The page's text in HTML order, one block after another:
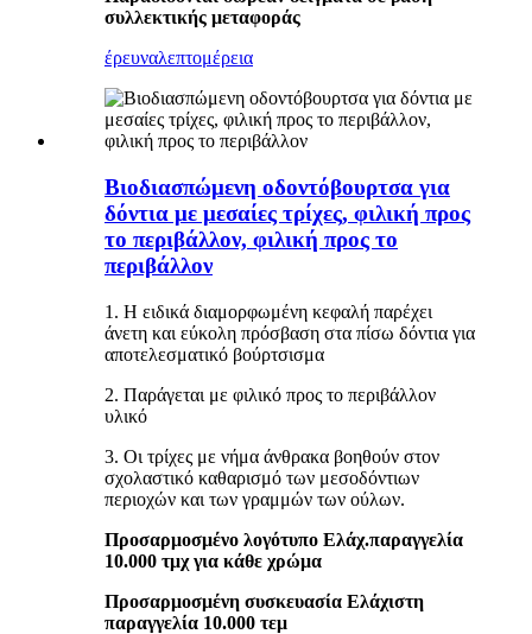
συλλεκτικής μεταφοράς
έρευναλεπτομέρεια
Βιοδιασπώμενη οδοντόβουρτσα για
δόντια με μεσαίες τρίχες, φιλική προς
το περιβάλλον, φιλική προς το
περιβάλλον
1. Η ειδικά διαμορφωμένη κεφαλή παρέχει
άνετη και εύκολη πρόσβαση στα πίσω δόντια για
αποτελεσματικό βούρτσισμα
2. Παράγεται με φιλικό προς το περιβάλλον
υλικό
3. Οι τρίχες με νήμα άνθρακα βοηθούν στον
σχολαστικό καθαρισμό των μεσοδόντιων
περιοχών και των γραμμών των ούλων.
Προσαρμοσμένο λογότυπο Ελάχ.παραγγελία
10.000 τμχ για κάθε χρώμα
Προσαρμοσμένη συσκευασία Ελάχιστη
παραγγελία 10.000 τεμ